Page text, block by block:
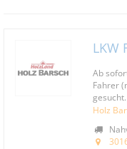
LKW
Ab
Fahrer
gesucht.
Holz